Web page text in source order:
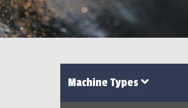
Machine Types